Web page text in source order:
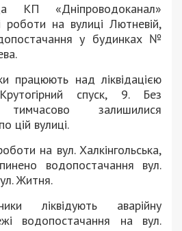
КП «Дніпроводоканал»
роботи на вулиці Лютневій,
у будинках №
працюють над ліквідацією
спуск, 9. Без
тимчасово залишилися
цій вулиці.
на вул. Халкінгольська,
водопостачання вул.
Житня.
ліквідують аварійну
водопостачання на вул.